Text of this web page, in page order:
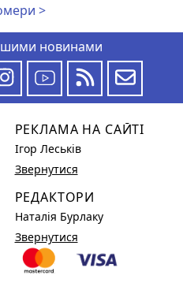
>
новинами
РЕКЛАМА НА САЙТІ
Ігор Леськів
Звернутися
РЕДАКТОРИ
Наталія Бурлаку
Звернутися